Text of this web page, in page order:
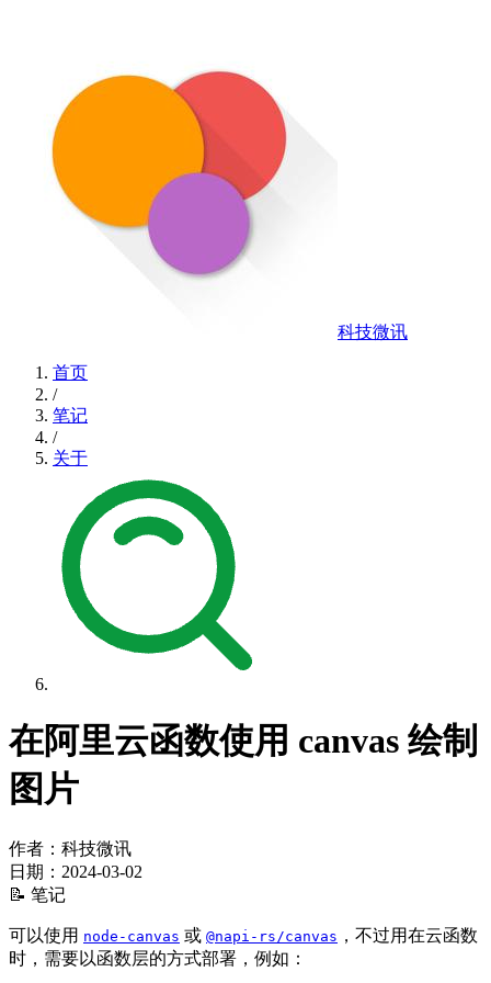
科技微讯
首页
/
笔记
/
关于
在阿里云函数使用 canvas 绘制
图片
作者：科技微讯
日期： 2024-03-02
📝 笔记
可以使用 node-canvas 或 @napi-rs/canvas ，不过用在云函数
时，需要以函数层的方式部署，例如：